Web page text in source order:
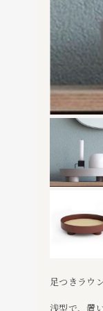
足つきラウ
浅型で、置